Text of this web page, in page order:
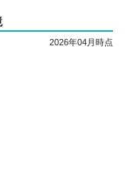
2026年04月時点